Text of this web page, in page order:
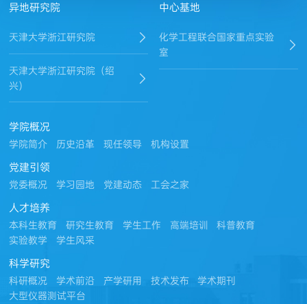
异地研究院
天津大学浙江研究院
天津大学浙江研究院（绍
兴）
中心基地
化学工程联合国家重点实验
室
学院概况
学院简介 历史沿革 现任领导 机构设置
党建引领
党委概况 学习园地 党建动态 工会之家
人才培养
本科生教育 研究生教育 学生工作 高端培训
科普教育
实验教学
学生风采
科学研究
科研概况 学术前沿 产学研用 技术发布
学术期刊
大型仪器测试平台